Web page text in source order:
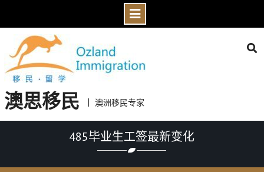
content
澳思移民 澳洲移民专家
485毕业生工签最新变化